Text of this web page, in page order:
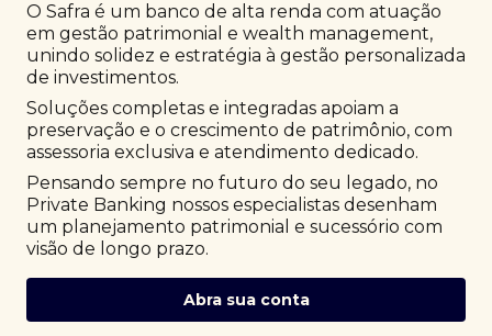
O Safra é um banco de alta renda com atuação
em gestão patrimonial e wealth management,
unindo solidez e estratégia à gestão personalizada
de investimentos.
Soluções completas e integradas apoiam a
preservação e o crescimento de patrimônio, com
assessoria exclusiva e atendimento dedicado.
Pensando sempre no futuro do seu legado, no
Private Banking nossos especialistas desenham
um planejamento patrimonial e sucessório com
visão de longo prazo.
Abra sua conta